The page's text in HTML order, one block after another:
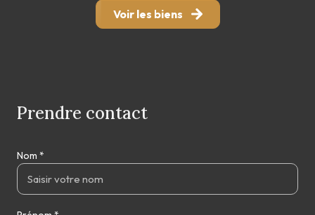
Voir les biens
Prendre contact
Nom *